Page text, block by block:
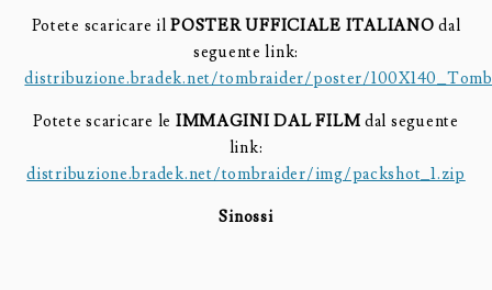
Potete scaricare ilPOSTER UFFICIALE ITALIANOdal
seguente link:
distribuzione.bradek.net/tombraider/poster/
Potete scaricare le IMMAGINI DAL FILMdal seguente
link:
distribuzione.bradek.net/tombraider/img/packshot_1.zip
Sinossi